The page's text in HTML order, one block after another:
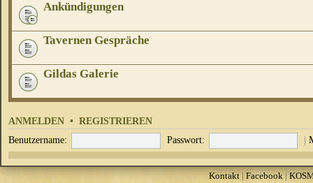
Ankündigungen
Tavernen Gespräche
Gildas Galerie
ANMELDEN • REGISTRIEREN
Benutzername: Passwort: |
Kontakt| Facebook|